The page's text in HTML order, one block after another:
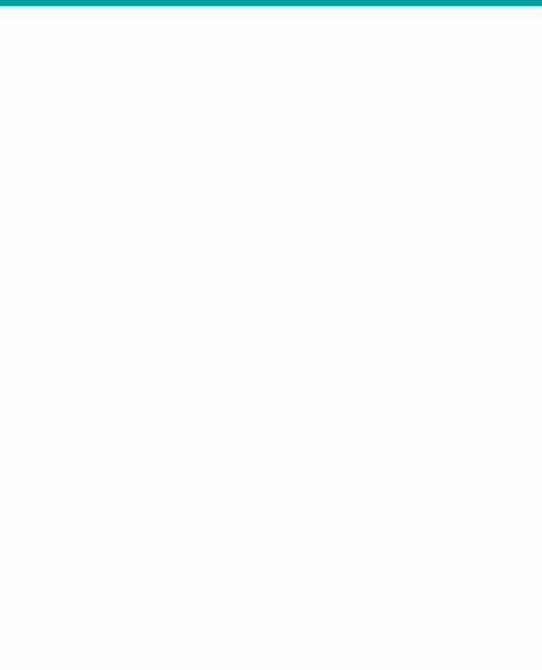
Ermittlung des Feuchtegehaltes von